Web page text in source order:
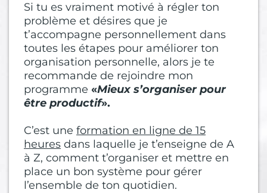
Si tu es vraiment motivé à régler ton
problème et désires que je
t’accompagne personnellement dans
toutes les étapes pour améliorer ton
organisation personnelle, alors je te
recommande de rejoindre mon
programme «Mieux s’organiser pour
être productif».
C’est une formation en ligne de 15
heures dans laquelle je t’enseigne de A
à Z, comment t’organiser et mettre en
place un bon système pour gérer
l’ensemble de ton quotidien.